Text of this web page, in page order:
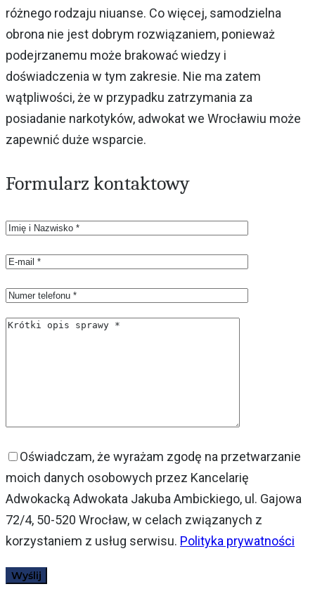
różnego rodzaju niuanse. Co więcej, samodzielna
obrona nie jest dobrym rozwiązaniem, ponieważ
podejrzanemu może brakować wiedzy i
doświadczenia w tym zakresie. Nie ma zatem
wątpliwości, że w przypadku zatrzymania za
posiadanie narkotyków, adwokat we Wrocławiu może
zapewnić duże wsparcie.
Formularz kontaktowy
Oświadczam, że wyrażam zgodę na przetwarzanie
moich danych osobowych przez Kancelarię
Adwokacką Adwokata Jakuba Ambickiego, ul. Gajowa
72/4, 50-520 Wrocław, w celach związanych z
korzystaniem z usług serwisu. Polityka prywatności